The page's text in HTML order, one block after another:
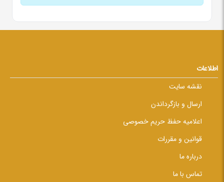
اطلاعات
نقشه سایت
ارسال و بازگرداندن
اعلامیه حفظ حریم خصوصی
قوانین و مقررات
درباره ما
تماس با ما